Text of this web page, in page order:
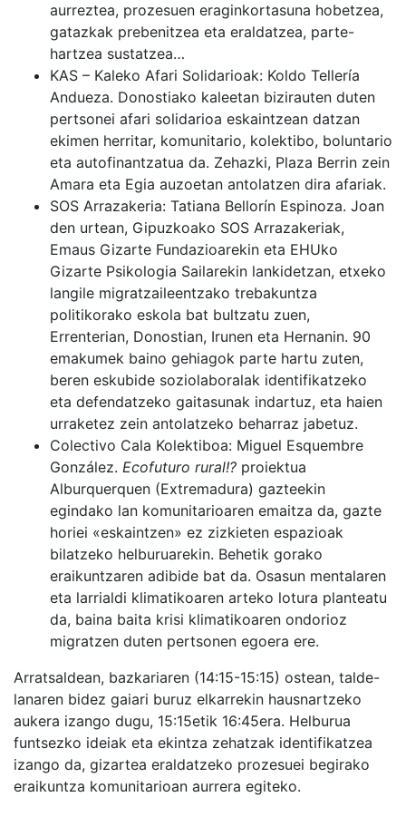
aurreztea, prozesuen eraginkortasuna hobetzea,
gatazkak prebenitzea eta eraldatzea, parte-
hartzea sustatzea…
KAS – Kaleko Afari Solidarioak: Koldo Tellería
Andueza. Donostiako kaleetan bizirauten duten
pertsonei afari solidarioa eskaintzean datzan
ekimen herritar, komunitario, kolektibo, boluntario
eta autofinantzatua da. Zehazki, Plaza Berrin zein
Amara eta Egia auzoetan antolatzen dira afariak.
SOS Arrazakeria: Tatiana Bellorín Espinoza. Joan
den urtean, Gipuzkoako SOS Arrazakeriak,
Emaus Gizarte Fundazioarekin eta EHUko
Gizarte Psikologia Sailarekin lankidetzan, etxeko
langile migratzaileentzako trebakuntza
politikorako eskola bat bultzatu zuen,
Errenterian, Donostian, Irunen eta Hernanin. 90
emakumek baino gehiagok parte hartu zuten,
beren eskubide soziolaboralak identifikatzeko
eta defendatzeko gaitasunak indartuz, eta haien
urraketez zein antolatzeko beharraz jabetuz.
Colectivo Cala Kolektiboa: Miguel Esquembre
González. Ecofuturo rural!? proiektua
Alburquerquen (Extremadura) gazteekin
egindako lan komunitarioaren emaitza da, gazte
horiei «eskaintzen» ez zizkieten espazioak
bilatzeko helburuarekin. Behetik gorako
eraikuntzaren adibide bat da. Osasun mentalaren
eta larrialdi klimatikoaren arteko lotura planteatu
da, baina baita krisi klimatikoaren ondorioz
migratzen duten pertsonen egoera ere.
Arratsaldean, bazkariaren (14:15-15:15) ostean, talde-
lanaren bidez gaiari buruz elkarrekin hausnartzeko
aukera izango dugu, 15:15etik 16:45era. Helburua
funtsezko ideiak eta ekintza zehatzak identifikatzea
izango da, gizartea eraldatzeko prozesuei begirako
eraikuntza komunitarioan aurrera egiteko.